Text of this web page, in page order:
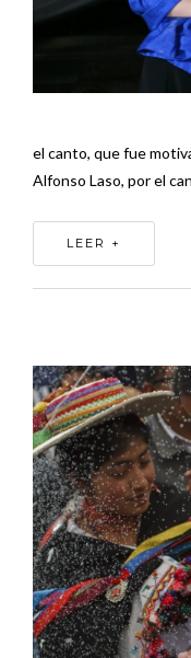
el canto, que fue
Alfonso Laso, por el
LEER +